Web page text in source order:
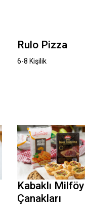
Rulo Pizza
6-8 Kişilik
Kabaklı Milföy
Çanakları